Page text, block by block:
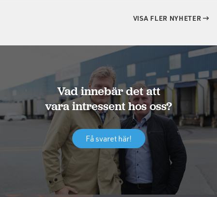
VISA FLER NYHETER
Vad innebär det att
vara intressent hos oss?
Få svaret här!